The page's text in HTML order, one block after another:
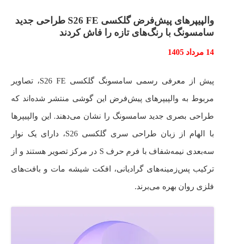
والپیپرهای پیش‌فرض گلکسی S26 FE طراحی جدید
سامسونگ با رنگ‌های تازه را فاش کردند
14 مرداد 1405
پیش از معرفی رسمی سامسونگ گلکسی S26 FE، تصاویر
مربوط به والپیپرهای پیش‌فرض این گوشی منتشر شده‌اند که
طراحی بصری جدید سامسونگ را نشان می‌دهند. این والپیپرها
با الهام از زبان طراحی سری گلکسی S26، دارای یک نوار
سه‌بعدی نیمه‌شفاف با فرم حرف S در مرکز تصویر هستند و از
ترکیب پس‌زمینه‌های گرادیانی، افکت شیشه مات و بافت‌های
فلزی روان بهره می‌برند.